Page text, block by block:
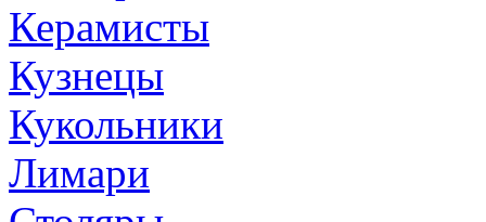
Керамисты
Кузнецы
Кукольники
Лимари